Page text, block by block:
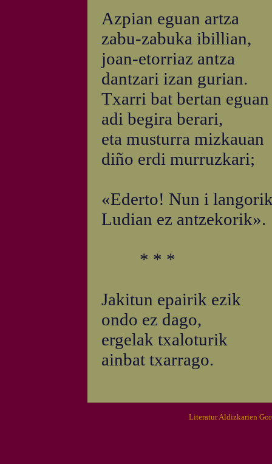
Azpian eguan artza
zabu-zabuka ibillian,
joan-etorriaz antza
dantzari izan gurian.
Txarri bat bertan eguan
adi begira berari,
eta musturra mizkauan
diño erdi murruzkari;
«Ederto! Nun i
Ludian ez antzekorik».
* * *
Jakitun epairik ezik
ondo ez dago,
ergelak txaloturik
ainbat txarrago.
Literatur Aldizkarien